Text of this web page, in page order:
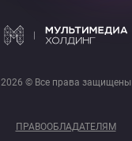
2026 © Все права защищены
ПРАВООБЛАДАТЕЛЯМ